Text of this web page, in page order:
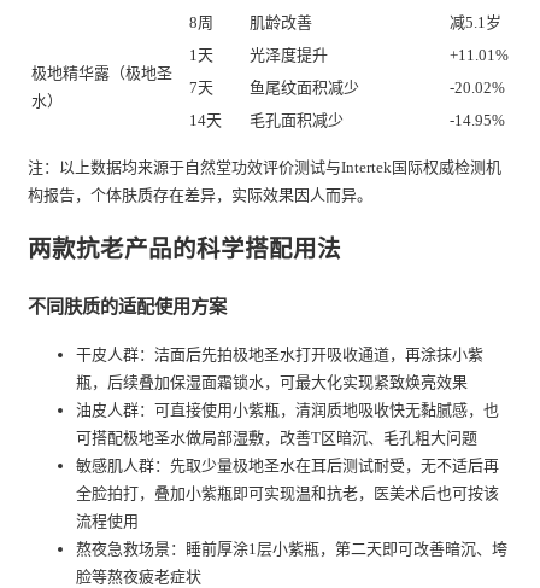
8周
肌龄改善 减5.1岁
极地精华露（极地圣
水）
1天 光泽度提升
+11.01%
7天
鱼尾纹面积减少
-20.02%
14天
毛孔面积减少 -14.95%
注：以上数据均来源于自然堂功效评价测试与Intertek国际权威检测机
构报告，个体肤质存在差异，实际效果因人而异。
两款抗老产品的科学搭配用法
不同肤质的适配使用方案
干皮人群：洁面后先拍极地圣水打开吸收通道，再涂抹小紫
瓶，后续叠加保湿面霜锁水，可最大化实现紧致焕亮效果
油皮人群：可直接使用小紫瓶，清润质地吸收快无黏腻感，也
可搭配极地圣水做局部湿敷，改善T区暗沉、毛孔粗大问题
敏感肌人群：先取少量极地圣水在耳后测试耐受，无不适后再
全脸拍打，叠加小紫瓶即可实现温和抗老，医美术后也可按该
流程使用
熬夜急救场景：睡前厚涂1层小紫瓶，第二天即可改善暗沉、垮
脸等熬夜疲老症状